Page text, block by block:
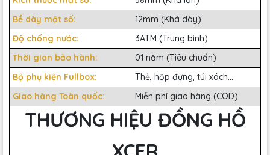
Bề dày mặt số:
12mm (Khá dày)
Độ chống nước:
3ATM (Trung bình)
Thời gian bảo hành:
01 năm (Tiêu chuẩn)
Bộ phụ kiện Fullbox:
Thẻ, hộp đựng, túi xách...
Giao hàng Toàn quốc:
Miễn phí giao hàng (COD)
THƯƠNG HIỆU ĐỒNG HỒ